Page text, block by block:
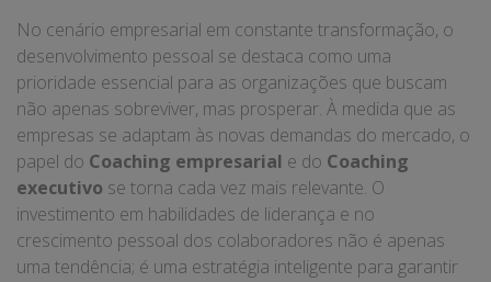
No cenário empresarial em constante transformação, o
desenvolvimento pessoal se destaca como uma
prioridade essencial para as organizações que buscam
não apenas sobreviver, mas prosperar. À medida que as
empresas se adaptam às novas demandas do mercado, o
papel do Coaching empresarial e do Coaching
executivo se torna cada vez mais relevante. O
investimento em habilidades de liderança e no
crescimento pessoal dos colaboradores não é apenas
uma tendência; é uma estratégia inteligente para garantir